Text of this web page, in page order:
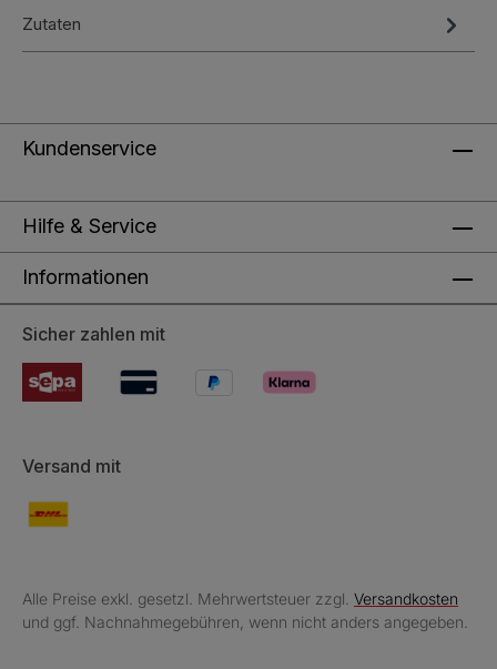
Zutaten
Kundenservice
Hilfe & Service
Informationen
Alle Preise exkl. gesetzl. Mehrwertsteuer zzgl. Versandkosten
und ggf. Nachnahmegebühren, wenn nicht anders angegeben.
Sicher zahlen mit
Versand mit